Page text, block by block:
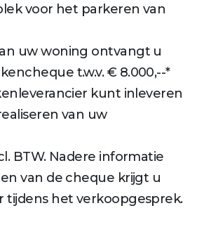
voor het parkeren van
uw woning ontvangt u
t.w.v. € 8.000,--*
kunt inleveren
van uw
BTW. Nadere informatie
van de cheque krijgt u
tijdens het verkoopgesprek.